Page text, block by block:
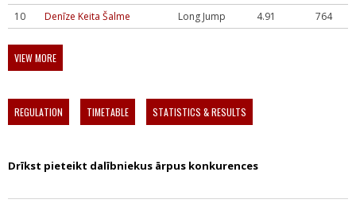
10
Denīze Keita Šalme Long Jump 4.91 764
VIEW MORE
REGULATION TIMETABLE STATISTICS & RESULTS
Drīkst pieteikt dalībniekus ārpus konkurences